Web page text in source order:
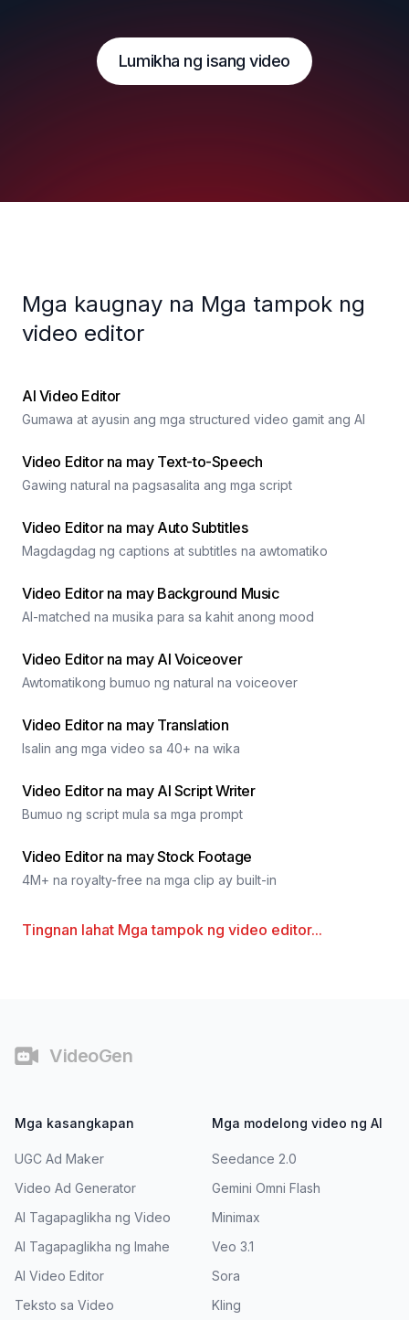
Lumikha ng isang video
Mga kaugnay na Mga tampok ng
video editor
AI Video Editor
Gumawa at ayusin ang mga structured video gamit ang AI
Video Editor na may Text-to-Speech
Gawing natural na pagsasalita ang mga script
Video Editor na may Auto Subtitles
Magdagdag ng captions at subtitles na awtomatiko
Video Editor na may Background Music
AI-matched na musika para sa kahit anong mood
Video Editor na may AI Voiceover
Awtomatikong bumuo ng natural na voiceover
Video Editor na may Translation
Isalin ang mga video sa 40+ na wika
Video Editor na may AI Script Writer
Bumuo ng script mula sa mga prompt
Video Editor na may Stock Footage
4M+ na royalty-free na mga clip ay built-in
Tingnan lahat Mga tampok ng video editor...
VideoGen
Mga kasangkapan
UGC Ad Maker
Video Ad Generator
AI Tagapaglikha ng Video
AI Tagapaglikha ng Imahe
AI Video Editor
Teksto sa Video
Mga modelong video ng AI
Seedance 2.0
Gemini Omni Flash
Minimax
Veo 3.1
Sora
Kling